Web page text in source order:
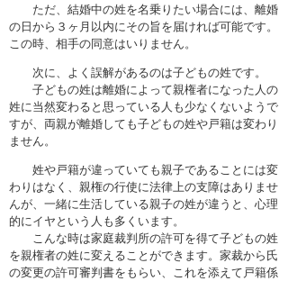
ただ、結婚中の姓を名乗りたい場合には、離婚
の日から３ヶ月以内にその旨を届ければ可能です。
この時、相手の同意はいりません。
次に、よく誤解があるのは子どもの姓です。
子どもの姓は離婚によって親権者になった人の
姓に当然変わると思っている人も少なくないようで
すが、両親が離婚しても子どもの姓や戸籍は変わり
ません。
姓や戸籍が違っていても親子であることには変
わりはなく、親権の行使に法律上の支障はありませ
んが、一緒に生活している親子の姓が違うと、心理
的にイヤという人も多くいます。
こんな時は家庭裁判所の許可を得て子どもの姓
を親権者の姓に変えることができます。家裁から氏
の変更の許可審判書をもらい、これを添えて戸籍係